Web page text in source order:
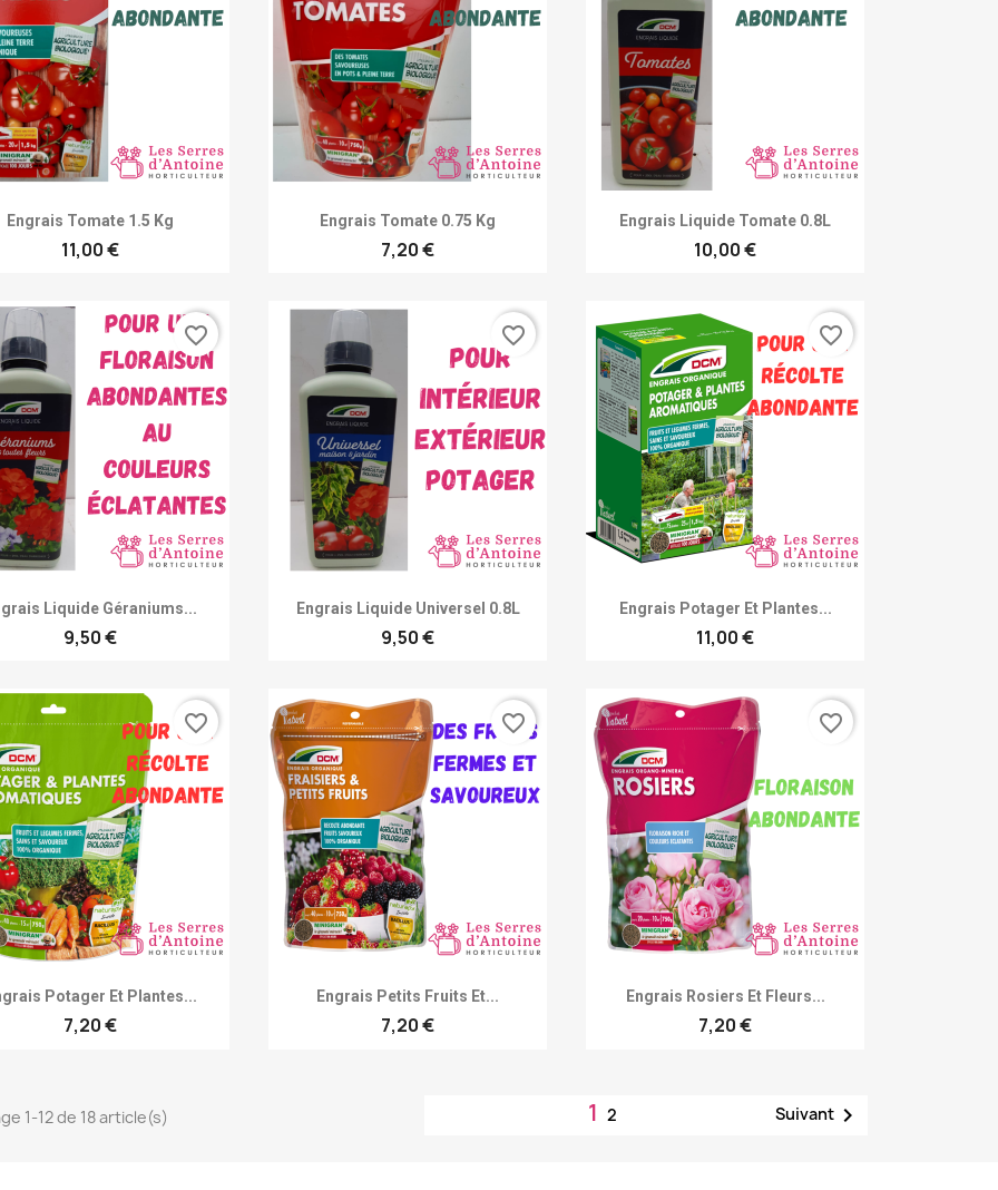
Achat rapide
Engrais Tomate 1.5 Kg
11,00 €
Achat rapide
Engrais Tomate 0.75 Kg
7,20 €
Achat rapide
Engrais Liquide Tomate 0.8L
10,00 €
 Achat rapide
Liquide Géraniums...
9,50 €
favorite_border
 Achat rapide
Engrais Liquide Universel 0.8L
9,50 €
favorite_border
Achat rapide
Engrais Potager Et Plantes...
11,00 €
favorite_border
Achat rapide
Potager Et Plantes...
7,20 €
favorite_border
Achat rapide
Engrais Petits Fruits Et...
7,20 €
favorite_border
 Achat rapide
Engrais Rosiers Et Fleurs...
7,20 €
favorite_border
1-12 de 18 article(s) 1 2 Suivant